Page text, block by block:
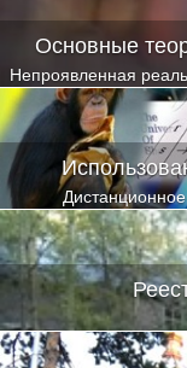
Основные
Непроявленная